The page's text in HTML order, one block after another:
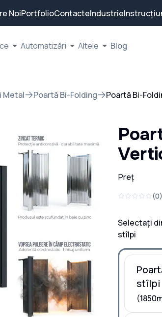
NoiPortfolioContacteIndustrie
Automatizări Altele Blog
Metal Poartă Bi-Folding Poartă Bi-
Preț
(0)
Selectați
stîlpi
stîlpi